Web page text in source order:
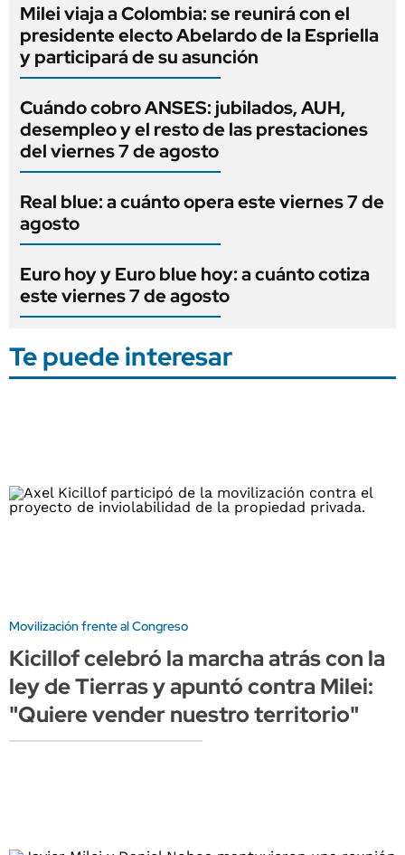
Milei viaja a Colombia: se reunirá con el
presidente electo Abelardo de la Espriella
y participará de su asunción
Cuándo cobro ANSES: jubilados, AUH,
desempleo y el resto de las prestaciones
del viernes 7 de agosto
Real blue: a cuánto opera este viernes 7 de
agosto
Euro hoy y Euro blue hoy: a cuánto cotiza
este viernes 7 de agosto
Te puede interesar
Movilización frente al Congreso
Kicillof celebró la marcha atrás con la
ley de Tierras y apuntó contra Milei:
"Quiere vender nuestro territorio"